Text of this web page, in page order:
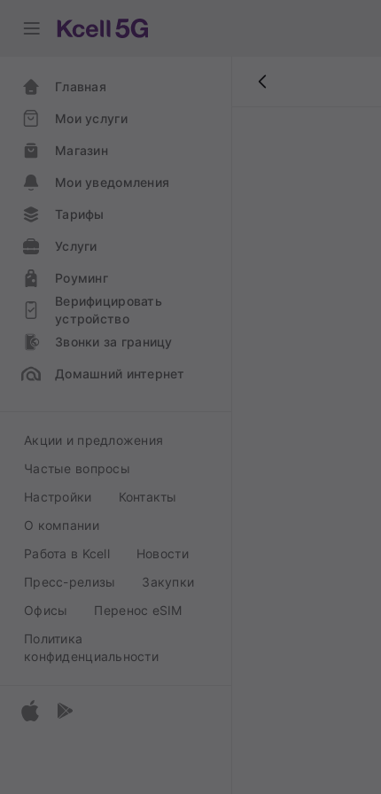
Главная
Мои услуги
Магазин
Мои уведомления
Тарифы
Услуги
Роуминг
Верифицировать
устройство
Звонки за границу
Домашний интернет
Акции и предложения
Частые вопросы
Настройки
Контакты
О компании
Работа в Kcell
Новости
Пресс-релизы
Закупки
Офисы
Перенос eSIM
Политика
конфиденциальности